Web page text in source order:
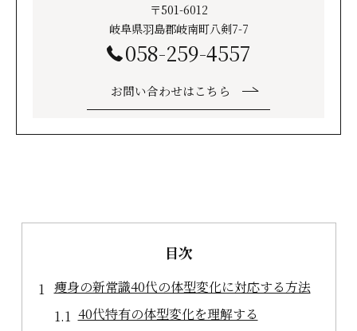
〒501-6012
岐阜県羽島郡岐南町八剣7-7
058-259-4557
お問い合わせはこちら
目次
痩身の新常識40代の体型変化に対応する方法
40代特有の体型変化を理解する